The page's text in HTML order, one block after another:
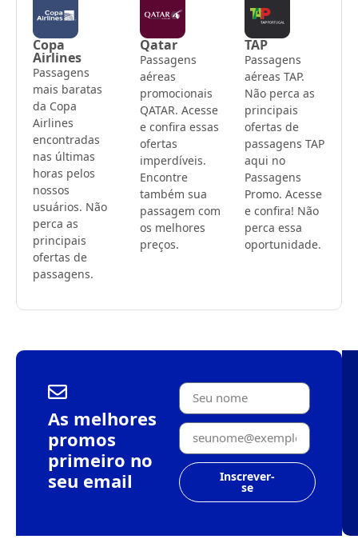
Copa
Airlines
Passagens
mais baratas
da Copa
Airlines
encontradas
nas últimas
horas pelos
nossos
usuários. Não
perca as
principais
ofertas de
passagens.
Qatar
Passagens
aéreas
promocionais
QATAR. Acesse
e confira essas
ofertas
imperdíveis.
Encontre
também sua
passagem com
os melhores
preços.
TAP
Passagens
aéreas TAP.
Não perca as
principais
ofertas de
passagens TAP
aqui no
Passagens
Promo. Acesse
e confira! Não
perca essa
oportunidade.
As melhores
promos
primeiro no
seu email
Inscrever-
se